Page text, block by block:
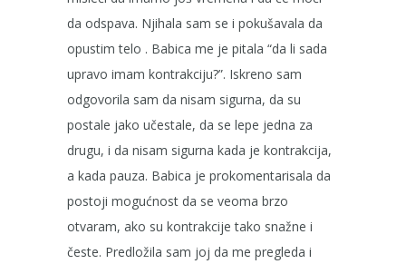
da odspava. Njihala sam se i pokušavala da
opustim telo . Babica me je pitala “da li sada
upravo imam kontrakciju?”. Iskreno sam
odgovorila sam da nisam sigurna, da su
postale jako učestale, da se lepe jedna za
drugu, i da nisam sigurna kada je kontrakcija,
a kada pauza. Babica je prokomentarisala da
postoji mogućnost da se veoma brzo
otvaram, ako su kontrakcije tako snažne i
česte. Predložila sam joj da me pregleda i